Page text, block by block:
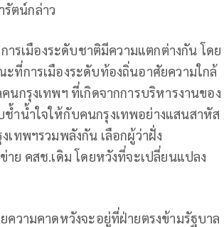
ตน์กล่าว
รเมืองระดับชาติมีความแตกต่างกัน โดย
ที่การเมืองระดับท้องถิ่นอาศัยความใกล้
กรุงเทพฯ ที่เกิดจากการบริหารงานของ
ช้ำน้ำใจให้กับคนกรุงเทพอย่างแสนสาหัส
เทพฯรวมพลังกัน เลือกผู้ว่าฝั่ง
ย คสช.เดิม โดยหวังที่จะเปลี่ยนแปลง
วามคาดหวังจะอยู่ที่ฝ่ายตรงข้ามรัฐบาล